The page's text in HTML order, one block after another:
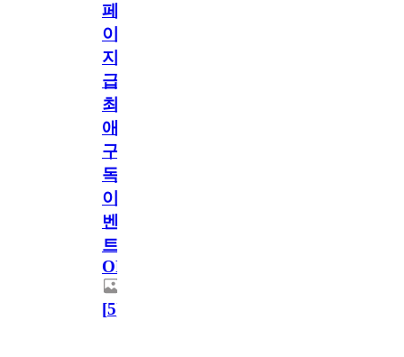
페
이
지
급!
최
애
구
독
이
벤
트
OPEN!
[5]